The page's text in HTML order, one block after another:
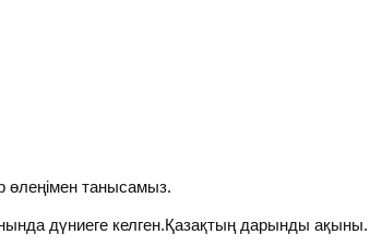
өлеңімен танысамыз.
дүниеге келген.Қазақтың дарынды ақыны.